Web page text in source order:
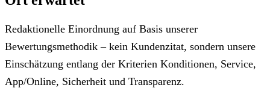
Redaktionelle Einordnung auf Basis unserer
Bewertungsmethodik – kein Kundenzitat, sondern unsere
Einschätzung entlang der Kriterien Konditionen, Service,
App/Online, Sicherheit und Transparenz.